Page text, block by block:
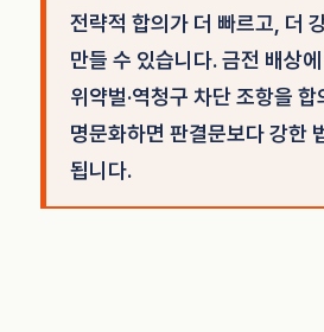
전략적 합의가 더 빠르고, 더
만들 수 있습니다. 금전 배상
위약벌·역청구 차단 조항을 합
명문화하면 판결문보다 강한
됩니다.